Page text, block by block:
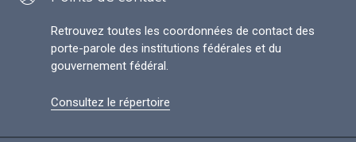
Retrouvez toutes les coordonnées de contact des
porte-parole des institutions fédérales et du
gouvernement fédéral.
Consultez le répertoire